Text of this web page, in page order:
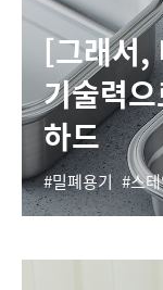
[그래서,
기술력
하드
밀폐용기 스